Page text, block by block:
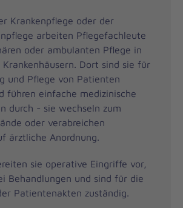
Krankenpflege oder der
arbeiten Pflegefachleute
oder ambulanten Pflege in
Krankenhäusern. Dort sind sie für
und Pflege von Patienten
führen einfache medizinische
durch - sie wechseln zum
oder verabreichen
ärztliche Anordnung.
sie operative Eingriffe vor,
Behandlungen und sind für die
Patientenakten zuständig.